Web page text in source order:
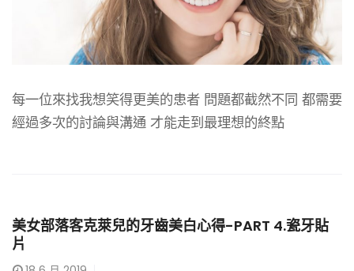
每一位來找我想笑得更美的患者 問題都截然不同 都需要
經過多次的討論與溝通 才能走到最理想的終點
美女部落客克萊兒的牙齒美白心得-PART 4.瓷牙貼
片